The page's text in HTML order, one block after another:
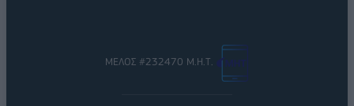
ΜΕΛΟΣ #232470 Μ.Η.Τ.